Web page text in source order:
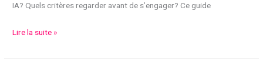
IA? Quels critères regarder avant de s’engager? Ce guide
Comment
sa
Lire la suite »